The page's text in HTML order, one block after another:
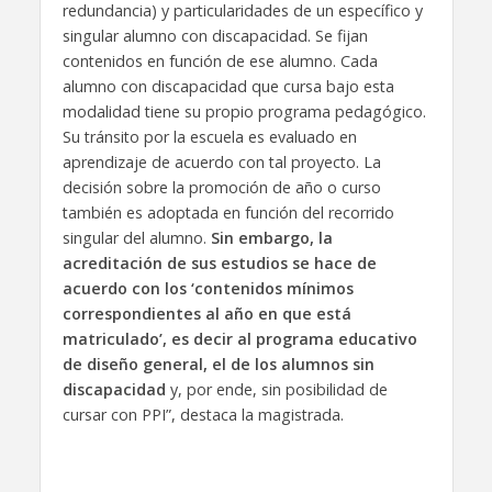
redundancia) y particularidades de un específico y
singular alumno con discapacidad. Se fijan
contenidos en función de ese alumno. Cada
alumno con discapacidad que cursa bajo esta
modalidad tiene su propio programa pedagógico.
Su tránsito por la escuela es evaluado en
aprendizaje de acuerdo con tal proyecto. La
decisión sobre la promoción de año o curso
también es adoptada en función del recorrido
singular del alumno. Sin embargo, la
acreditación de sus estudios se hace de
acuerdo con los ‘contenidos mínimos
correspondientes al año en que está
matriculado’, es decir al programa educativo
de diseño general, el de los alumnos sin
discapacidad y, por ende, sin posibilidad de
cursar con PPI”, destaca la magistrada.